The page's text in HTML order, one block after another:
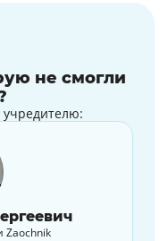
не смогли
Zaochnik